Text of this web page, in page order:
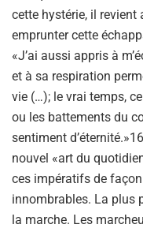
cette hystérie, il revient
emprunter cette
«J’ai aussi appris à
et à sa respiration
vie (…); le vrai temps,
ou les battements du
sentiment
nouvel «art du
ces impératifs de
innombrables. La plus
la marche. Les